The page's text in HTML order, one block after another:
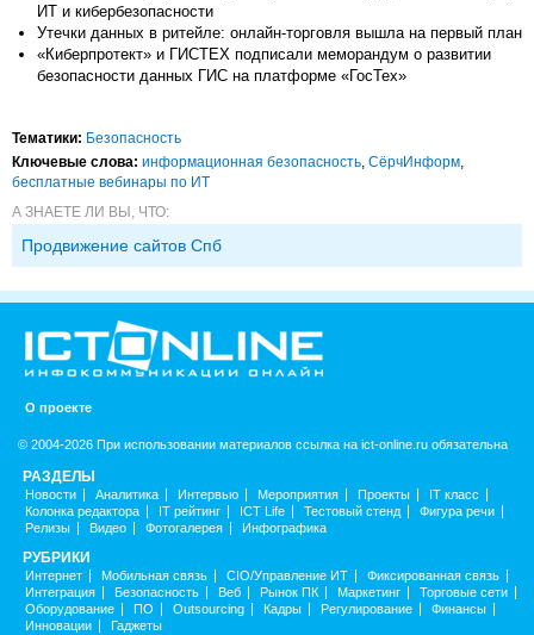
ИТ и кибербезопасности
Утечки данных в ритейле: онлайн-торговля вышла на первый план
«Киберпротект» и ГИСТЕХ подписали меморандум о развитии
безопасности данных ГИС на платформе «ГосТех»
Тематики: Безопасность
Ключевые слова: информационная безопасность СёрчИнформ
бесплатные вебинары по ИТ
А ЗНАЕТЕ ЛИ ВЫ, ЧТО:
Продвижение сайтов Спб
О проекте
© 2004-2026 При использовании материалов ссылка на ict-online.ru обязательна
РАЗДЕЛЫ
Новости Аналитика Интервью Мероприятия Проекты
IT класс
Колонка редактора
IT рейтинг ICT Life Тестовый стенд
Фигура речи
Релизы
Видео Фотогалерея Инфографика
РУБРИКИ
Интернет Мобильная связь CIO/Управление ИТ
Фиксированная связь
Интеграция
Безопасность Веб Рынок ПК Маркетинг
Торговые сети
Оборудование
ПО Outsourcing Кадры Регулирование
Финансы
Инновации
Гаджеты